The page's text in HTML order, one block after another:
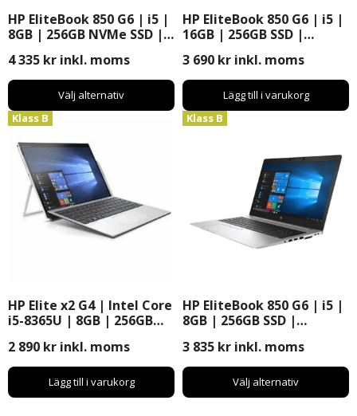
HP EliteBook 850 G6 | i5 |
8GB | 256GB NVMe SSD |
4 335 kr inkl. moms
Välj alternativ
HP EliteBook 850 G6 | i5 |
16GB | 256GB SSD |
3 690 kr inkl. moms
Lägg till i varukorg
HP Elite x2 G4 | Intel Core
i5-8365U | 8GB | 256GB
Pro
Klass B
2 890 kr inkl. moms
Lägg till i varukorg
HP EliteBook 850 G6 | i5 |
8GB | 256GB SSD |
Klass B
3 835 kr inkl. moms
Välj alternativ